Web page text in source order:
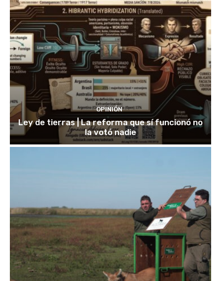
OPINIÓN
Ley de tierras | La reforma que sí funcionó no
la votó nadie